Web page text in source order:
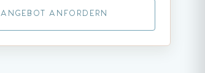
ANGEBOT ANFORDERN